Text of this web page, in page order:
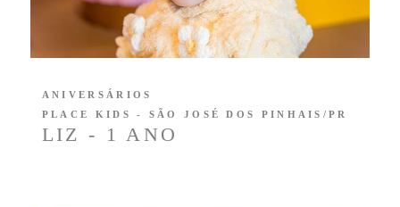
LIZ - 1 ANO
ANIVERSÁRIOS
PLACE KIDS - SÃO JOSÉ DOS PINHAIS/PR